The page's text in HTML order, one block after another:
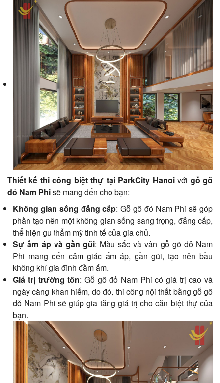
Thiết kế thi công biệt thự tại ParkCity Hanoivới gỗ gõ
đỏ Nam Phisẽ mang đến cho bạn:
Không gian sống đẳng cấp: Gỗ gõ đỏ Nam Phi sẽ góp
phần tạo nên một không gian sống sang trọng, đẳng cấp,
thể hiện gu thẩm mỹ tinh tế của gia chủ.
Sự ấm áp và gần gũi: Màu sắc và vân gỗ gõ đỏ Nam
Phi mang đến cảm giác ấm áp, gần gũi, tạo nên bầu
không khí gia đình đầm ấm.
Giá trị trường tồn: Gỗ gõ đỏ Nam Phi có giá trị cao và
ngày càng khan hiếm, do đó, thi công nội thất bằng gỗ gõ
đỏ Nam Phi sẽ giúp gia tăng giá trị cho căn biệt thự của
bạn.